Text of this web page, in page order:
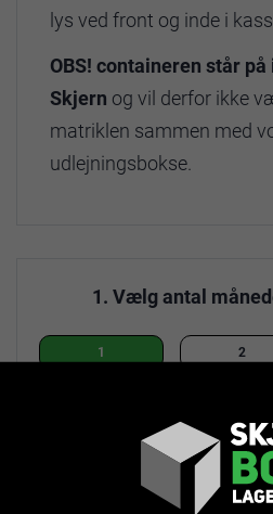
lys ved front og inde i
OBS! containeren står
Skjern og vil derfor ikke
matriklen sammen med
udlejningsbokse.
1. Vælg antal
1 2
8
11